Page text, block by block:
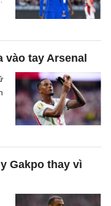
vào tay Arsenal
Gakpo thay vì